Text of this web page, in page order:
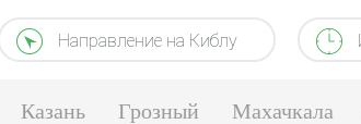
Направление на Киблу
Казань Грозный Махачкала